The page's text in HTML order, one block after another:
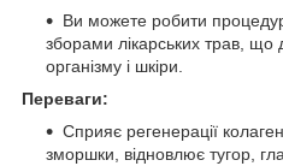
Ви можете робити
зборами лікарських трав,
організму і шкіри.
Переваги:
Сприяє регенерації
зморшки, відновлює тугор,